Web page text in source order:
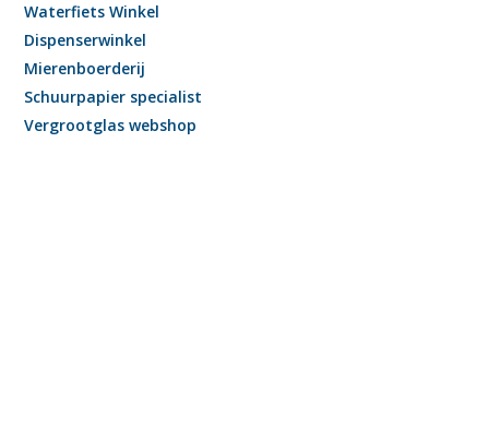
Waterfiets Winkel
Dispenserwinkel
Mierenboerderij
Schuurpapier specialist
Vergrootglas webshop